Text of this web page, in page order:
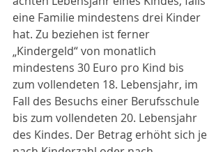
eine Familie mindestens drei Kinder
hat. Zu beziehen ist ferner
„Kindergeld“ von monatlich
mindestens 30 Euro pro Kind bis
zum vollendeten 18. Lebensjahr, im
Fall des Besuchs einer Berufsschule
bis zum vollendeten 20. Lebensjahr
des Kindes. Der Betrag erhöht sich je